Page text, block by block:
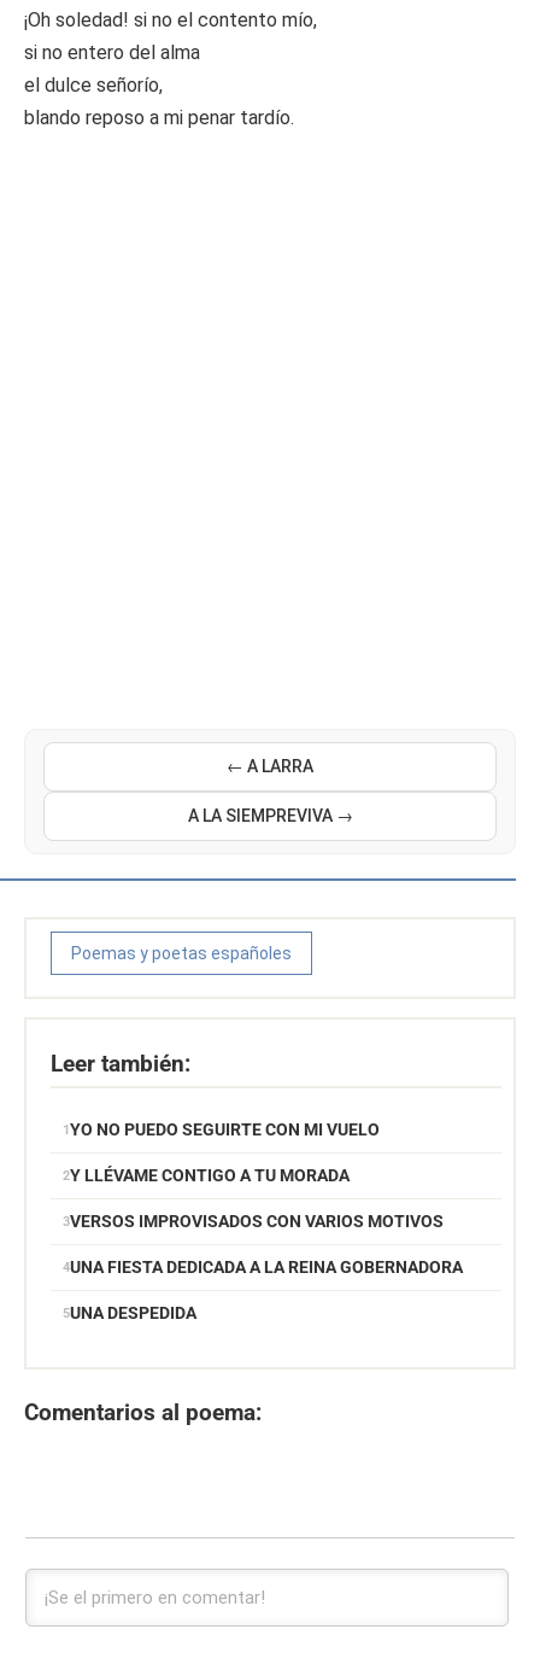
¡Oh soledad! si no el contento mío,
si no entero del alma
el dulce señorío,
blando reposo a mi penar tardío.
← A LARRA
A LA SIEMPREVIVA →
Poemas y poetas españoles
Leer también:
YO NO PUEDO SEGUIRTE CON MI VUELO
Y LLÉVAME CONTIGO A TU MORADA
VERSOS IMPROVISADOS CON VARIOS MOTIVOS
UNA FIESTA DEDICADA A LA REINA GOBERNADORA
UNA DESPEDIDA
Comentarios al poema: